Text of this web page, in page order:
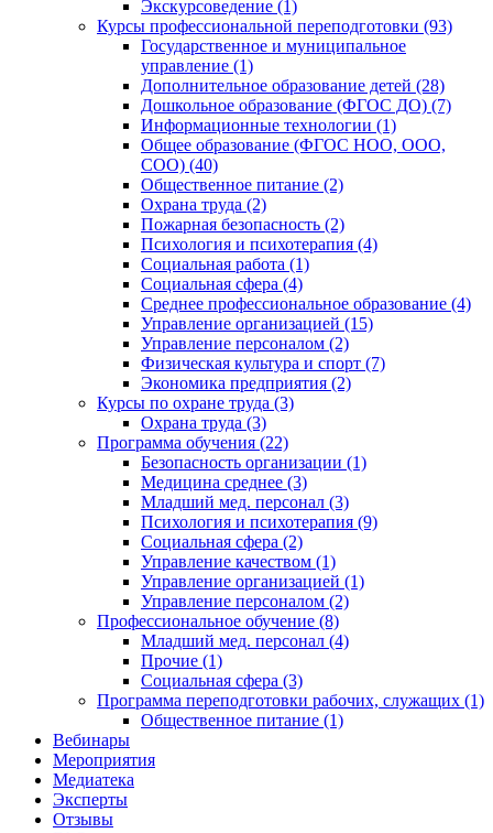
Экскурсоведение (1)
Курсы профессиональной переподготовки (93)
Государственное и муниципальное
управление (1)
Дополнительное образование детей (28)
Дошкольное образование (ФГОС ДО) (7)
Информационные технологии (1)
Общее образование (ФГОС НОО, ООО,
СОО) (40)
Общественное питание (2)
Охрана труда (2)
Пожарная безопасность (2)
Психология и психотерапия (4)
Социальная работа (1)
Социальная сфера (4)
Среднее профессиональное образование (4)
Управление организацией (15)
Управление персоналом (2)
Физическая культура и спорт (7)
Экономика предприятия (2)
Курсы по охране труда (3)
Охрана труда (3)
Программа обучения (22)
Безопасность организации (1)
Медицина среднее (3)
Младший мед. персонал (3)
Психология и психотерапия (9)
Социальная сфера (2)
Управление качеством (1)
Управление организацией (1)
Управление персоналом (2)
Профессиональное обучение (8)
Младший мед. персонал (4)
Прочие (1)
Социальная сфера (3)
Программа переподготовки рабочих, служащих (1)
Общественное питание (1)
Вебинары
Мероприятия
Медиатека
Эксперты
Отзывы